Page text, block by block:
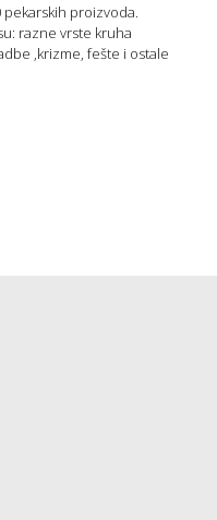
proizvoda.
razne vrste kruha
,krizme, fešte i ostale